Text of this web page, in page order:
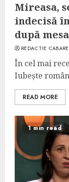
Mireasa,
indecisă
după
REDACTIE
În cel mai
Iubește
READ MORE
1 min read